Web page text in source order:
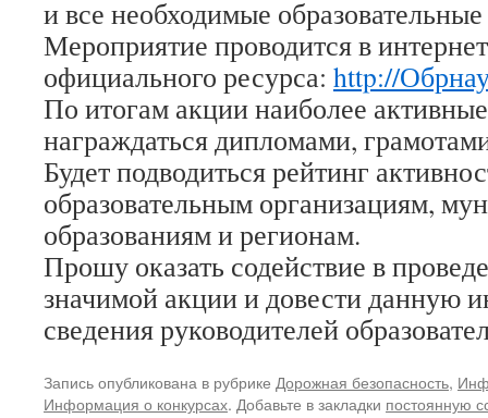
и все необходимые
Мероприятие проводится в
официального ресурса: http://
По итогам акции наиболее
награждаться дипломами,
Будет подводиться рейтинг
образовательным организациям,
образованиям и регионам.
Прошу оказать содействие в
значимой акции и довести данную
сведения руководителей
Запись опубликована в рубрике Дорожная безопасность,
Информация о конкурсах. Добавьте в закладки постоянную